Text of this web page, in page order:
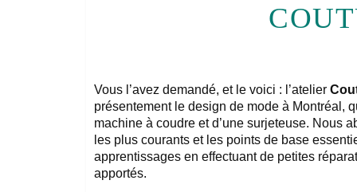
Vous l’avez demandé, et le voici : l’atelier
présentement le design de mode à Montréal,
machine à coudre et d’une surjeteuse. Nous
les plus courants et les points de base
apprentissages en effectuant de petites
apportés.